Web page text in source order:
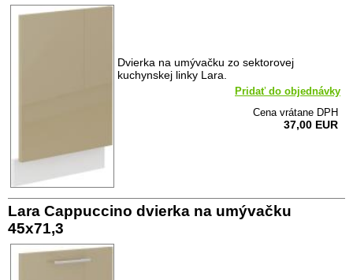
Dvierka na umývačku zo sektorovej
kuchynskej linky Lara.
Pridať do objednávky
Cena vrátane DPH
37,00 EUR
Lara Cappuccino dvierka na umývačku
45x71,3